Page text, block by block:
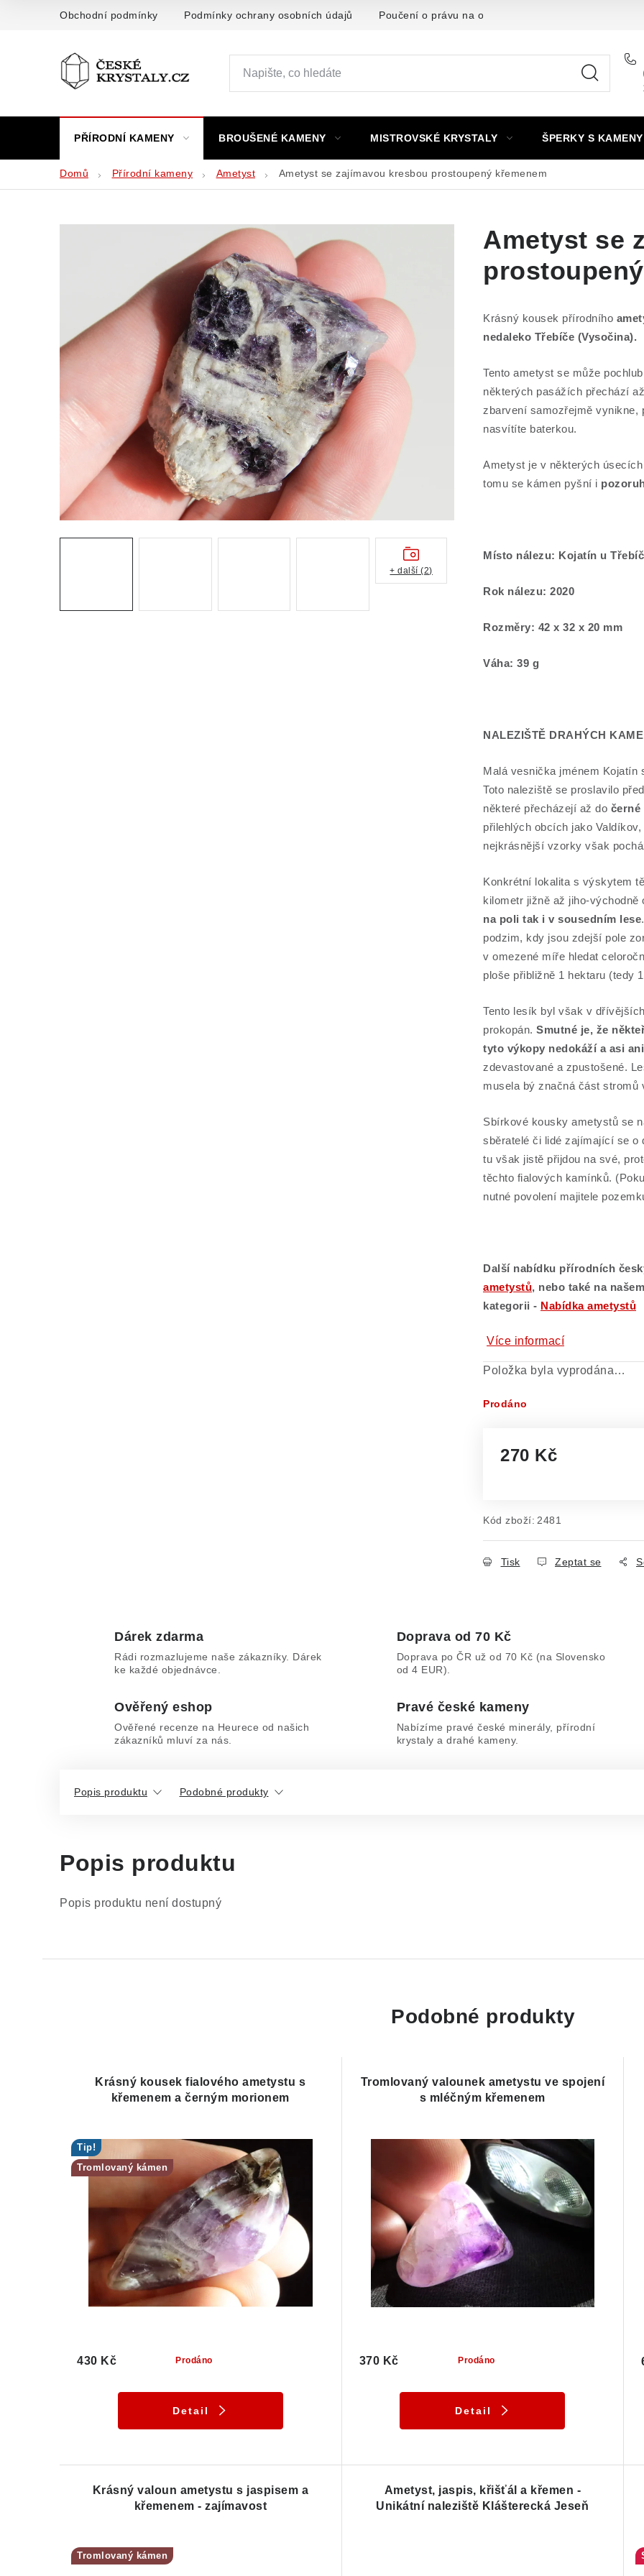
Obchodní podmínky Podmínky ochrany osobních údajů Poučení o právu na odstoupení od smlouvy
PŘÍRODNÍ KAMENY BROUŠENÉ KAMENY MISTROVSKÉ KRYSTALY ŠPERKY S KAMENY
Domů Přírodní kameny Ametyst Ametyst se zajímavou kresbou prostoupený křemenem
Ametyst se
Krásný kousek přírodního
nedaleko Třebíče (Vysočina).
Tento ametyst se může
některých pasážích přechází
zbarvení samozřejmě vynikne,
nasvítíte baterkou.
Ametyst je v některých
tomu se kámen pyšní i
Místo nálezu: Kojatín u
Rok nálezu: 2020
Rozměry: 42 x 32 x 20 mm
Váha: 39 g
NALEZIŠTĚ DRAHÝCH
Malá vesnička jménem Kojatín
Toto naleziště se proslavilo
některé přecházejí až do černé
přilehlých obcích jako
nejkrásnější vzorky však
Konkrétní lokalita s výskytem
kilometr jižně až jiho-východně
na poli tak i v sousedním lese
podzim, kdy jsou zdejší pole
v omezené míře hledat
ploše přibližně 1 hektaru (tedy
Tento lesík byl však v
prokopán. Smutné je, že
tyto výkopy nedokáží a asi
zdevastované a zpustošené.
musela bý značná část stromů
Sbírkové kousky ametystů se
sběratelé či lidé zajímající se o
tu však jistě přijdou na své,
těchto fialových kamínků.
nutné povolení majitele
Další nabídku přírodních
ametystů, nebo také na
kategorii - Nabídka ametystů
Více informací
Položka byla vyprodána…
Prodáno
270 Kč
Kód zboží: 2481
Tisk Zeptat se
+ další (2)
Dárek zdarma
Rádi rozmazlujeme naše zákazníky. Dárek
ke každé objednávce.
Doprava od 70 Kč
Doprava po ČR už od 70 Kč (na Slovensko
od 4 EUR).
Ověřený eshop
Ověřené recenze na Heurece od našich
zákazníků mluví za nás.
Pravé české kameny
Nabízíme pravé české minerály, přírodní
krystaly a drahé kameny.
Popis produktu Podobné produkty
Popis produktu
Popis produktu není dostupný
Podobné produkty
Krásný kousek fialového ametystu s
křemenem a černým morionem
Tip!
Tromlovaný kámen
Prodáno
430 Kč
Detail
Tromlovaný valounek ametystu ve spojení
s mléčným křemenem
Prodáno
370 Kč
Detail
Krásný valoun ametystu s jaspisem a
křemenem - zajímavost
Tromlovaný kámen
Ametyst, jaspis, křišťál a křemen -
Unikátní naleziště Klášterecká Jeseň